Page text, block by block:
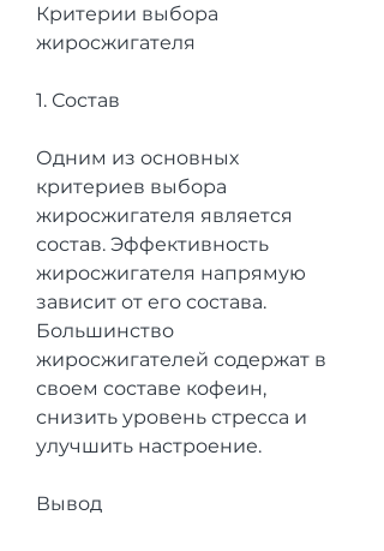
Критерии выбора
жиросжигателя
1. Состав
Одним из основных
критериев выбора
жиросжигателя является
состав. Эффективность
жиросжигателя напрямую
зависит от его состава.
Большинство
жиросжигателей содержат в
своем составе кофеин,
снизить уровень стресса и
улучшить настроение.
Вывод